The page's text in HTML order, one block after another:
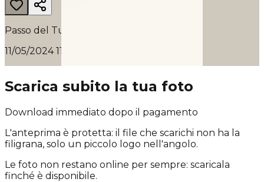
Passo del Turchino
11/05/2024 11:46
Scarica subito la tua foto
Download immediato dopo il pagamento
L'anteprima è protetta: il file che scarichi non ha la
filigrana, solo un piccolo logo nell'angolo.
Le foto non restano online per sempre: scaricala
finché è disponibile.